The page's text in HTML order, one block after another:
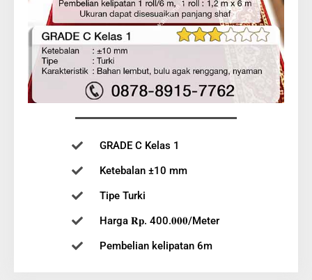
GRADE C Kelas 1
Ketebalan ±10 mm
Tipe Turki
Harga 𝐑𝐩. 400.𝟎𝟎𝟎/Meter
Pembelian kelipatan 6m